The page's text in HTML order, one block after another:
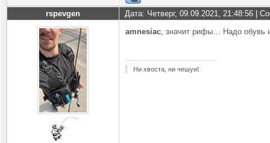
rspevgen Дата: Четверг, 09.09.2021, 21:48:56 |
amnesiac, значит рифы… Надо обувь
Ни хвоста, ни чешуи!